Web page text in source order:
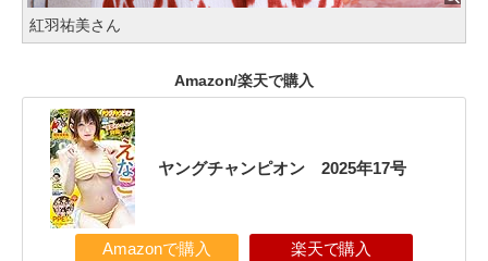
紅羽祐美さん
Amazon/楽天で購入
ヤングチャンピオン 2025年17号
Amazonで購入 楽天で購入